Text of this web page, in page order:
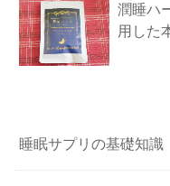
潤睡ハ
用した
睡眠サプリの基礎知識